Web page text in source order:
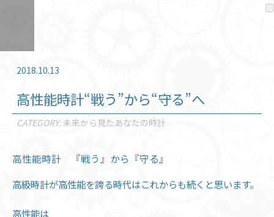
2018.10.13
高性能時計“戦う”から“守る”へ
CATEGORY:未来から見たあなたの時計
高性能時計 『戦う』から『守る』
高級時計が高性能を誇る時代はこれからも続くと思います。
高性能は